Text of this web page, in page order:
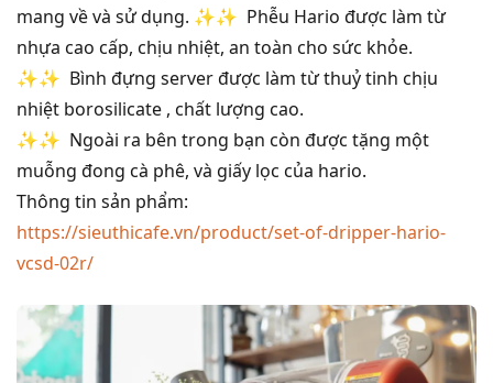
mang về và sử dụng. ✨✨ Phễu Hario được làm từ
nhựa cao cấp, chịu nhiệt, an toàn cho sức khỏe.
✨✨ Bình đựng server được làm từ thuỷ tinh chịu
nhiệt borosilicate , chất lượng cao.
✨✨ Ngoài ra bên trong bạn còn được tặng một
muỗng đong cà phê, và giấy lọc của hario.
Thông tin sản phẩm:
https://sieuthicafe.vn/product/set-of-dripper-hario-
vcsd-02r/